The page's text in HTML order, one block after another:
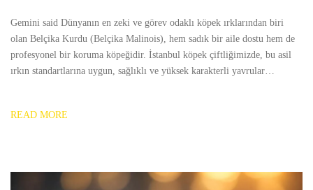
Gemini said Dünyanın en zeki ve görev odaklı köpek ırklarından biri
olan Belçika Kurdu (Belçika Malinois), hem sadık bir aile dostu hem de
profesyonel bir koruma köpeğidir. İstanbul köpek çiftliğimizde, bu asil
ırkın standartlarına uygun, sağlıklı ve yüksek karakterli yavrular…
READ MORE